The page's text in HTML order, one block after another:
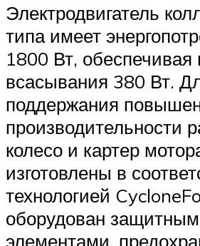
Электродвигатель
типа имеет
1800 Вт,
всасывания 380 Вт.
поддержания
производительности
колесо и картер
изготовлены в
технологией
оборудован
элементами,